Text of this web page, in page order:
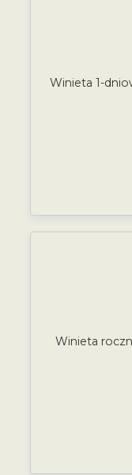
Winieta 1-
Winieta